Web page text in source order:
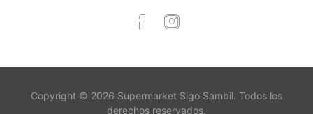
Copyright © 2026 Supermarket Sigo Sambil. Todos los
derechos reservados.